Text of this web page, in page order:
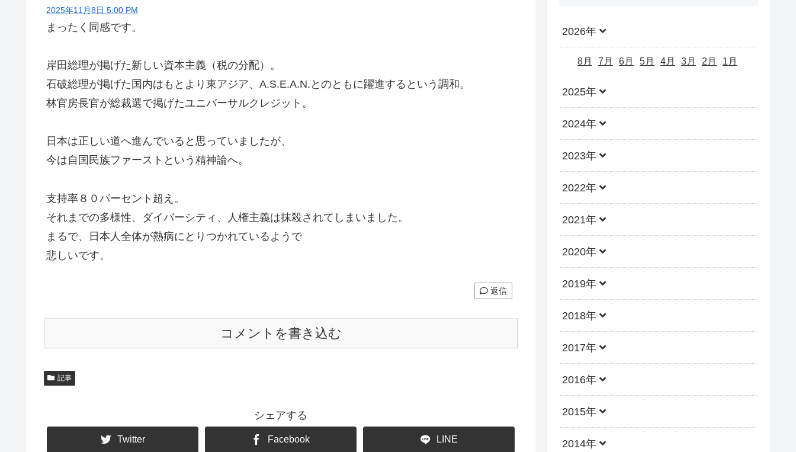
2025年11月8日 5:00 PM
まったく同感です。
岸田総理が掲げた新しい資本主義（税の分配）。
石破総理が掲げた国内はもとより東アジア、A.S.E.A.N.とのともに躍進するという調和。
林官房長官が総裁選で掲げたユニバーサルクレジット。
日本は正しい道へ進んでいると思っていましたが、
今は自国民族ファーストという精神論へ。
支持率８０パーセント超え。
それまでの多様性、ダイバーシティ、人権主義は抹殺されてしまいました。
まるで、日本人全体が熱病にとりつかれているようで
悲しいです。
返信
コメントを書き込む
記事
シェアする
Twitter Facebook LINE
2026年
8月 7月 6月 5月 4月 3月 2月 1月
2025年
2024年
2023年
2022年
2021年
2020年
2019年
2018年
2017年
2016年
2015年
2014年